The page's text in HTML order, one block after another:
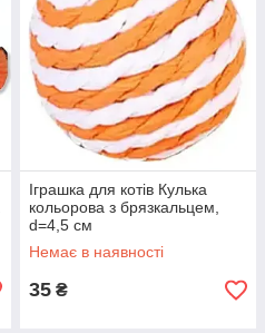
Іграшка для котів Кулька
кольорова з брязкальцем,
d=4,5 см
Немає в наявності
35 ₴